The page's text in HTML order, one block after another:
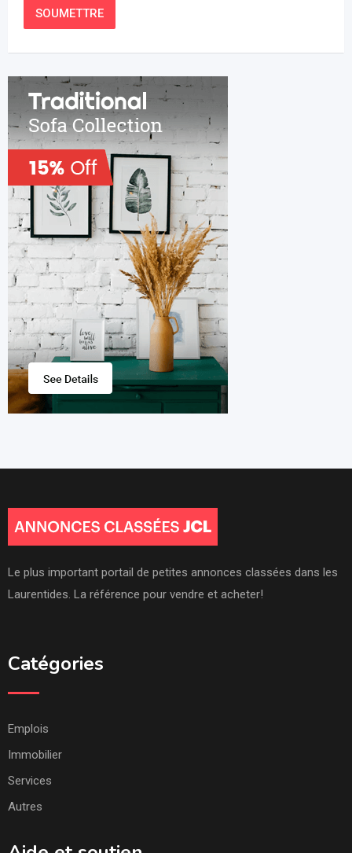
Le plus important portail de petites annonces classées dans les
Laurentides. La référence pour vendre et acheter!
Catégories
Emplois
Immobilier
Services
Autres